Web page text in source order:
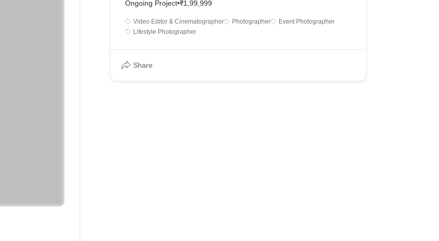
Ongoing Project•₹1,99,999
Video Editor & Cinematographer Photographer
Event Photographer
Lifestyle Photographer
Share